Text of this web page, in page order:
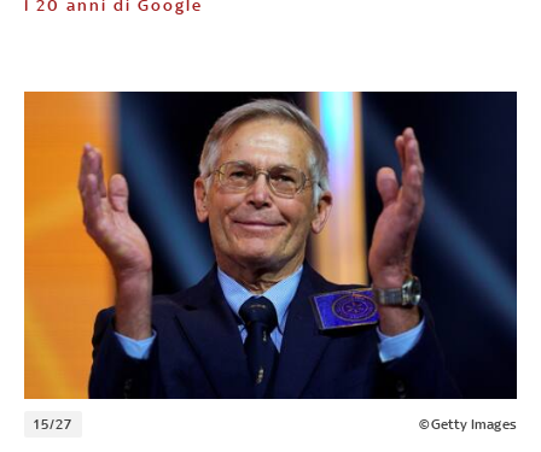
I 20 anni di Google
15/27 ©Getty Images